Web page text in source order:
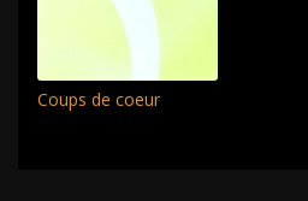
Coups de coeur